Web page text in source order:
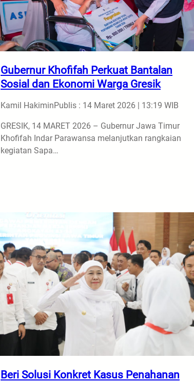
Gubernur Khofifah Perkuat Bantalan
Sosial dan Ekonomi Warga Gresik
Kamil HakiminPublis : 14 Maret 2026 | 13:19 WIB
GRESIK, 14 MARET 2026 – Gubernur Jawa Timur
Khofifah Indar Parawansa melanjutkan rangkaian
kegiatan Sapa…
Beri Solusi Konkret Kasus Penahanan